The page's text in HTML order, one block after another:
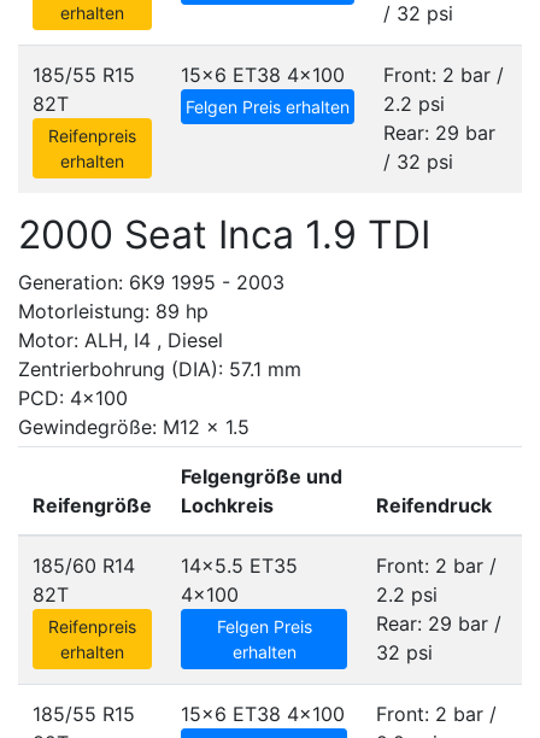
erhalten
/ 32 psi
185/55 R15
82T
Reifenpreis
erhalten
15x6 ET38 4x100
Felgen Preis erhalten
Front: 2 bar /
2.2 psi
Rear: 29 bar
/ 32 psi
2000 Seat Inca 1.9 TDI
Generation: 6K9 1995 - 2003
Motorleistung: 89 hp
Motor: ALH, I4 , Diesel
Zentrierbohrung (DIA): 57.1 mm
PCD: 4x100
Gewindegröße: M12 x 1.5
Reifengröße
Felgengröße und
Lochkreis
Reifendruck
185/60 R14
82T
Reifenpreis
erhalten
14x5.5 ET35
4x100
Felgen Preis
erhalten
Front: 2 bar /
2.2 psi
Rear: 29 bar /
32 psi
185/55 R15
15x6 ET38 4x100
Front: 2 bar /